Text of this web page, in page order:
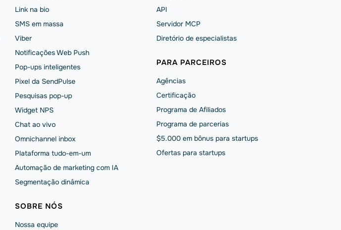
Link na bio
SMS em massa
Viber
Notificações Web Push
Pop-ups inteligentes
Pixel da SendPulse
Pesquisas pop-up
Widget NPS
Chat ao vivo
Omnichannel inbox
Plataforma tudo-em-um
Automação de marketing com IA
Segmentação dinâmica
SOBRE NÓS
Nossa equipe
API
Servidor MCP
Diretório de especialistas
PARA PARCEIROS
Agências
Сertificação
Programa de Afiliados
Programa de parcerias
$5.000 em bônus para startups
Ofertas para startups